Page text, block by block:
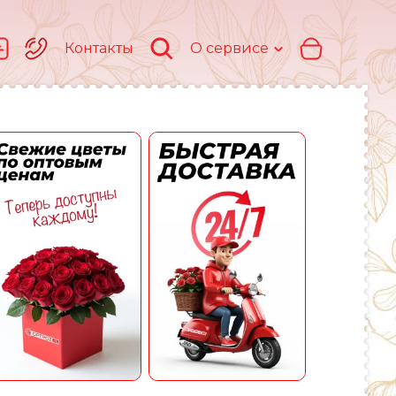
Контакты О сервисе